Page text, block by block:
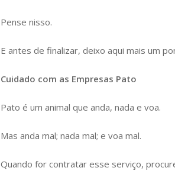
Pense nisso.
E antes de finalizar, deixo aqui mais um
Cuidado com as Empresas Pato
Pato é um animal que anda, nada e voa.
Mas anda mal; nada mal; e voa mal.
Quando for contratar esse serviço,